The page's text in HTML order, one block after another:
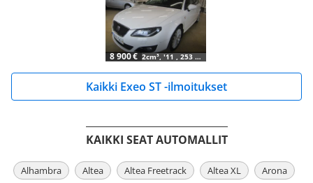
8 900 € 2cm³, '11 , 253 tkm
Kaikki Exeo ST -ilmoitukset
KAIKKI SEAT AUTOMALLIT
Alhambra Altea Altea Freetrack Altea XL Arona